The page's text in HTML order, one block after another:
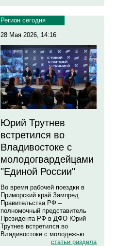
Регион сегодня
28 Мая 2026, 14:16
Юрий Трутнев
встретился во
Владивостоке с
молодогвардейцами
"Единой России"
Во время рабочей поездки в
Приморский край Зампред
Правительства РФ –
полномочный представитель
Президента РФ в ДФО Юрий
Трутнев встретился во
Владивостоке с молодежью.
статьи раздела